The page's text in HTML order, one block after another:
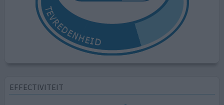
EFFECTIVITEIT